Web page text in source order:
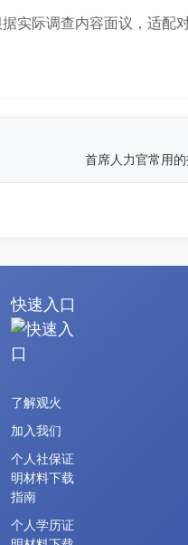
实际调查内容面议，适配
首席人力官常用
快速入口
了解观火
加入我们
个人社保证
明材料下载
指南
个人学历证